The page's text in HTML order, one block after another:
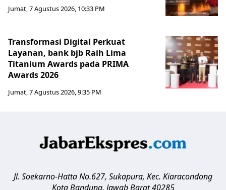
Jumat, 7 Agustus 2026, 10:33 PM
Transformasi Digital Perkuat
Layanan, bank bjb Raih Lima
Titanium Awards pada PRIMA
Awards 2026
Jumat, 7 Agustus 2026, 9:35 PM
Jl. Soekarno-Hatta No.627, Sukapura, Kec. Kiaracondong
Kota Bandung, Jawab Barat 40285